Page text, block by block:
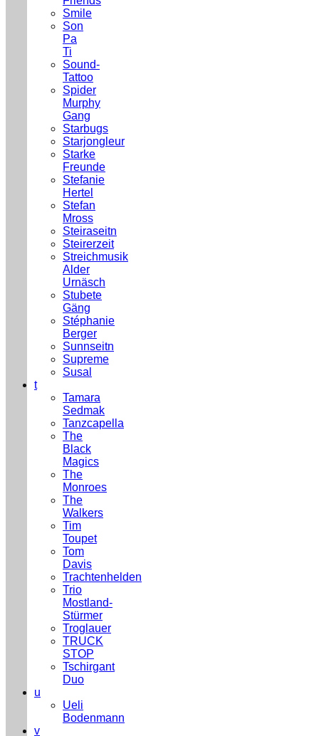
Smile
Son
Pa
Ti
Sound-
Tattoo
Spider
Murphy
Gang
Starbugs
Starjongleur
Starke
Freunde
Stefanie
Hertel
Stefan
Mross
Steiraseitn
Steirerzeit
Streichmusik
Alder
Urnäsch
Stubete
Gäng
Stéphanie
Berger
Sunnseitn
Supreme
Susal
t
Tamara
Sedmak
Tanzcapella
The
Black
Magics
The
Monroes
The
Walkers
Tim
Toupet
Tom
Davis
Trachtenhelden
Trio
Mostland-
Stürmer
Troglauer
TRUCK
STOP
Tschirgant
Duo
u
Ueli
Bodenmann
v